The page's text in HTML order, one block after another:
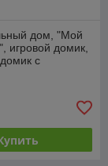
дом, "Мой
игровой домик,
с